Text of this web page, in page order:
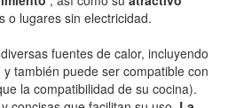
o lugares sin electricidad.
fuentes de calor, incluyendo
también puede ser compatible con
la compatibilidad de su cocina).